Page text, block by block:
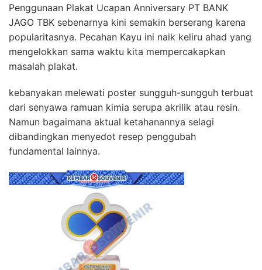
Penggunaan Plakat Ucapan Anniversary PT BANK
JAGO TBK sebenarnya kini semakin berserang karena
popularitasnya. Pecahan Kayu ini naik keliru ahad yang
mengelokkan sama waktu kita mempercakapkan
masalah plakat.
kebanyakan melewati poster sungguh-sungguh terbuat
dari senyawa ramuan kimia serupa akrilik atau resin.
Namun bagaimana aktual ketahanannya selagi
dibandingkan menyedot resep penggubah
fundamental lainnya.